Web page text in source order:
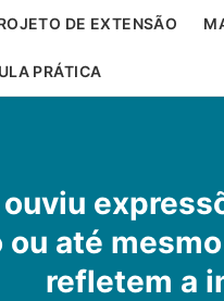
DE EXTENSÃO
PRÁTICA
até
refletem a